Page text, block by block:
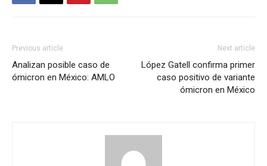
Previous article
Analizan posible caso de
ómicron en México: AMLO
Next article
López Gatell confirma primer
caso positivo de variante
ómicron en México